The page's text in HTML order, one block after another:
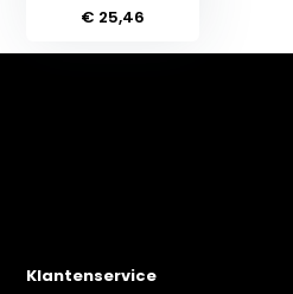
€ 25,46
Klantenservice